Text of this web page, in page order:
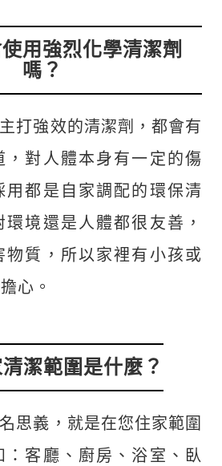
用強烈化學清潔劑
嗎？
打強效的清潔劑，都會有
，對人體本身有一定的傷
用都是自家調配的環保清
境還是人體都很友善，
物質，所以家裡有小孩或
心。
潔範圍是什麼？
思義，就是在您住家範圍
：客廳、廚房、浴室、臥